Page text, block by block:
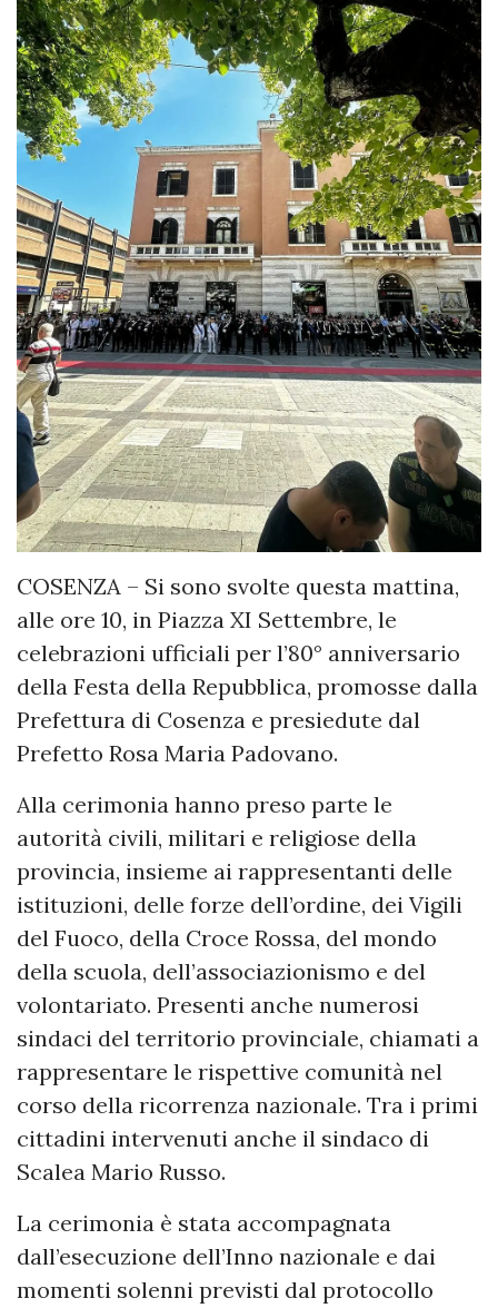
COSENZA – Si sono svolte questa mattina,
alle ore 10, in Piazza XI Settembre, le
celebrazioni ufficiali per l’80° anniversario
della Festa della Repubblica, promosse dalla
Prefettura di Cosenza e presiedute dal
Prefetto Rosa Maria Padovano.
Alla cerimonia hanno preso parte le
autorità civili, militari e religiose della
provincia, insieme ai rappresentanti delle
istituzioni, delle forze dell’ordine, dei Vigili
del Fuoco, della Croce Rossa, del mondo
della scuola, dell’associazionismo e del
volontariato. Presenti anche numerosi
sindaci del territorio provinciale, chiamati a
rappresentare le rispettive comunità nel
corso della ricorrenza nazionale. Tra i primi
cittadini intervenuti anche il sindaco di
Scalea Mario Russo.
La cerimonia è stata accompagnata
dall’esecuzione dell’Inno nazionale e dai
momenti solenni previsti dal protocollo